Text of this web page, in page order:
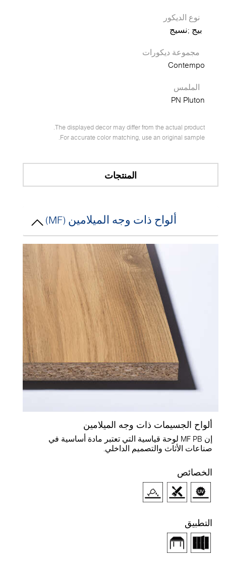
نوع الديكور
نسيج
مجموعة ديكورات
Contempo
الملمس
PN Pluton
The displayed decor may differ from the actual product.
For accurate color matching, use an original sample.
المنتجات
ألواح ذات وجه الميلامين (MF)
الجسيمات ذات وجه الميلامين
إن MF PB لوحة قياسية التي تعتبر مادة أساسية في
الأثاث والتصميم الداخلي.